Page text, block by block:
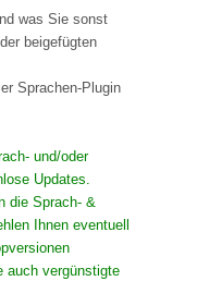
was Sie sonst
beigefügten
Sprachen-Plugin
und/oder
Updates.
die Sprach- &
Ihnen eventuell
auch vergünstigte